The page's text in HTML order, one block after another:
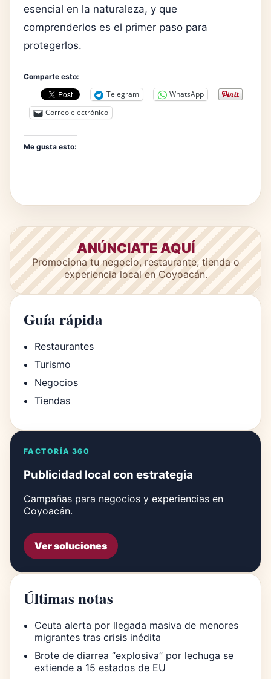
esencial en la naturaleza, y que
comprenderlos es el primer paso para
protegerlos.
Comparte esto:
Telegram
WhatsApp
Correo electrónico
Me gusta esto:
ANÚNCIATE AQUÍ
Promociona tu negocio, restaurante, tienda o
experiencia local en Coyoacán.
Guía rápida
Restaurantes
Turismo
Negocios
Tiendas
FACTORÍA 360
Publicidad local con estrategia
Campañas para negocios y experiencias en
Coyoacán.
Ver soluciones
Últimas notas
Ceuta alerta por llegada masiva de menores
migrantes tras crisis inédita
Brote de diarrea “explosiva” por lechuga se
extiende a 15 estados de EU